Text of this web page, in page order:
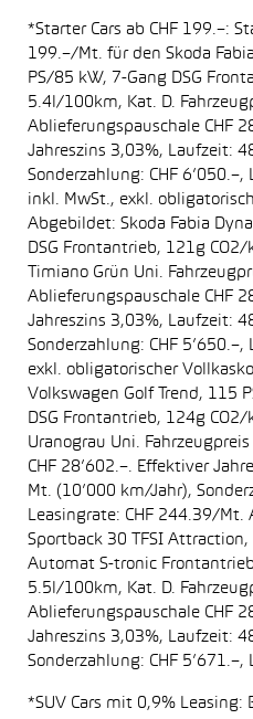
*Starter Cars ab CHF 199.–:
199.–/Mt. für den Skoda
PS/85 kW, 7-Gang DSG
5.4l/100km, Kat. D.
Ablieferungspauschale CHF
Jahreszins 3,03%, Laufzeit:
Sonderzahlung: CHF
inkl. MwSt., exkl.
Abgebildet: Skoda Fabia
DSG Frontantrieb, 121g
Timiano Grün Uni.
Ablieferungspauschale CHF
Jahreszins 3,03%, Laufzeit:
Sonderzahlung: CHF
exkl. obligatorischer
Volkswagen Golf Trend, 115
DSG Frontantrieb, 124g
Uranograu Uni.
CHF 28’602.–. Effektiver
Mt. (10’000 km/Jahr),
Leasingrate: CHF 244.39/
Sportback 30 TFSI
Automat S-tronic
5.5l/100km, Kat. D.
Ablieferungspauschale CHF
Jahreszins 3,03%, Laufzeit:
Sonderzahlung: CHF
*SUV Cars mit 0,9%